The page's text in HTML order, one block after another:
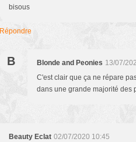
bisous
Répondre
B Blonde and Peonies 13/07/
C'est clair que ça ne répare
dans une grande majorité des
Beauty Eclat 02/07/2020 10:45